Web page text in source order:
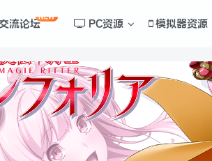
流论坛
NEW
PC资源 模拟器资源